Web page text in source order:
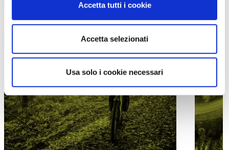
Accetta tutti i cookie
Accetta selezionati
Usa solo i cookie necessari
PROPOSTE